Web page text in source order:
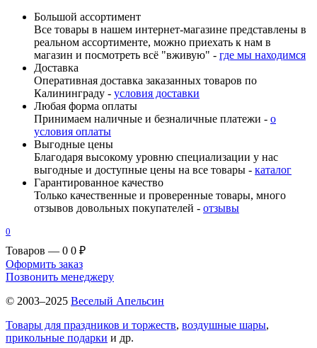
Большой ассортимент
Все товары в нашем интернет-магазине представлены в
реальном ассортименте, можно приехать к нам в
магазин и посмотреть всё "вживую" - где мы находимся
Доставка
Оперативная доставка заказанных товаров по
Калининграду - условия доставки
Любая форма оплаты
Принимаем наличные и безналичные платежи - о
условия оплаты
Выгодные цены
Благодаря высокому уровню специализации у нас
выгодные и доступные цены на все товары - каталог
Гарантированное качество
Только качественные и проверенные товары, много
отзывов довольных покупателей - отзывы
0
Товаров — 0 0 ₽
Оформить заказ
Позвонить менеджеру
© 2003–2025 Веселый Апельсин
Товары для праздников и торжеств, воздушные шары,
прикольные подарки и др.